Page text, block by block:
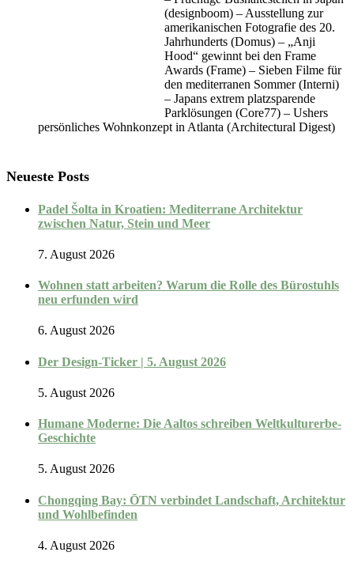
(designboom) – Ausstellung zur
amerikanischen Fotografie des 20.
Jahrhunderts (Domus) – „Anji
Hood“ gewinnt bei den Frame
Awards (Frame) – Sieben Filme für
den mediterranen Sommer (Interni)
– Japans extrem platzsparende
Parklösungen (Core77) – Ushers
persönliches Wohnkonzept in Atlanta (Architectural Digest)
Neueste Posts
Padel Šolta in Kroatien: Mediterrane Architektur
zwischen Natur, Stein und Meer
7. August 2026
Wohnen statt arbeiten? Warum die Rolle des Bürostuhls
neu erfunden wird
6. August 2026
Der Design-Ticker | 5. August 2026
5. August 2026
Humane Moderne: Die Aaltos schreiben Weltkulturerbe-
Geschichte
5. August 2026
Chongqing Bay: ŌTN verbindet Landschaft, Architektur
und Wohlbefinden
4. August 2026